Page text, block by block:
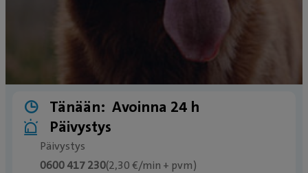
Tänään: Avoinna 24 h
Päivystys
Päivystys
0600 417 230(2,30 €/min + pvm)